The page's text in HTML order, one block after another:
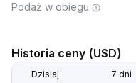
Podaż w obiegu
Historia ceny (USD)
Dzisiaj 7 dni